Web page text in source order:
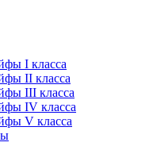
I класса
II класса
III класса
IV класса
V класса